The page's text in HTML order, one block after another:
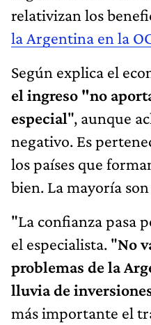
relativizan los
la Argentina en la
Según explica el
el ingreso "no
especial", aunque
negativo. Es
los países que
bien. La mayoría
"La confianza pasa
el especialista. "No
problemas de la
lluvia de
más importante el